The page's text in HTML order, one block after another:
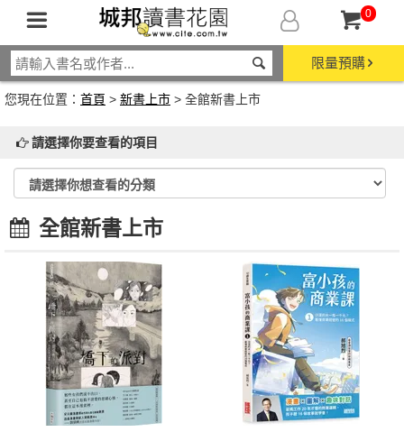
0
限量預購
您現在位置： 首頁 > 新書上市 > 全館新書上市
請選擇你要查看的項目
全館新書上市